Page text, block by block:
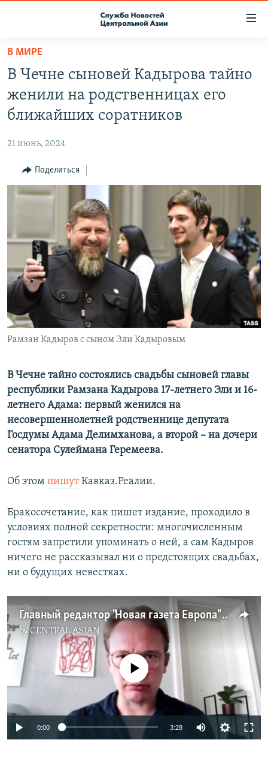
Вернуться
основному
содержанию
Вернутся
главной
Вернутся
поиску
КОНТАКТЫ
НАСТОЯЩЕЕ ВРЕМЯ
МИГРАНТ МЕДИА
В МИРЕ
В Чечне сыновей Кадырова тайно
женили на родственницах его
ближайших соратников
21 июнь, 2024
Поделиться
Рамзан Кадыров с сыном Эли Кадыровым
В Чечне тайно состоялись свадьбы сыновей главы
республики Рамзана Кадырова 17-летнего Эли и 16-
летнего Адама: первый женился на
несовершеннолетней родственнице депутата
Госдумы Адама Делимханова, а второй – на дочери
сенатора Сулеймана Геремеева.
Об этом пишутКавказ.Реалии.
Бракосочетание, как пишет издание, проходило в
условиях полной секретности: многочисленным
гостям запретили упоминать о ней, а сам Кадыров
ничего не рассказывал ни о предстоящих свадьбах,
ни о будущих невестках.
Главный редактор "Новая газета Европа" Кирилл Мартынов — о секретных свадьбах несовершеннолетних сыновей Рамзана Кадырова
byCENTRAL ASIAN
No media source currently available
0:00 3:28